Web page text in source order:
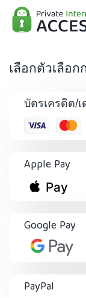
เลือกตัวเลือ
บัตรเครดิต/
Apple Pay
Google Pay
PayPal